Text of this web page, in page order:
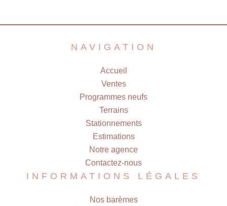
NAVIGATION
Accueil
Ventes
Programmes neufs
Terrains
Stationnements
Estimations
Notre agence
Contactez-nous
INFORMATIONS LÉGALES
Nos barèmes